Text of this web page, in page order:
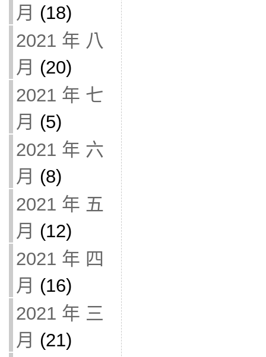
月 (18)
2021 年 八
月 (20)
2021 年 七
月 (5)
2021 年 六
月 (8)
2021 年 五
月 (12)
2021 年 四
月 (16)
2021 年 三
月 (21)